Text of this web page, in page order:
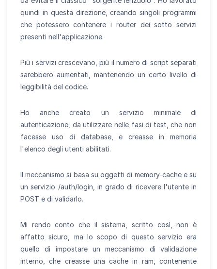
quindi in questa direzione, creando singoli programmi
che potessero contenere i router dei sotto servizi
presenti nell'applicazione.
Più i servizi crescevano, più il numero di script separati
sarebbero aumentati, mantenendo un certo livello di
leggibilità del codice.
Ho anche creato un servizio minimale di
autenticazione, da utilizzare nelle fasi di test, che non
facesse uso di database, e creasse in memoria
l'elenco degli utenti abilitati.
Il meccanismo si basa su oggetti di memory-cache e su
un servizio /auth/login, in grado di ricevere l'utente in
POST e di validarlo.
Mi rendo conto che il sistema, scritto così, non è
affatto sicuro, ma lo scopo di questo servizio era
quello di impostare un meccanismo di validazione
interno, che creasse una cache in ram, contenente